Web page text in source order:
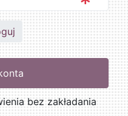
bez zakładania